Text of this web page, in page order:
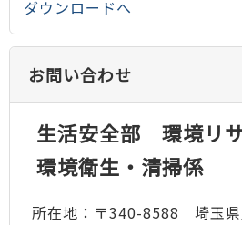
ダウンロードへ
お問い合わせ
生活安全部 環境リ
環境衛生・清掃係
所在地：〒340-8588 埼玉県